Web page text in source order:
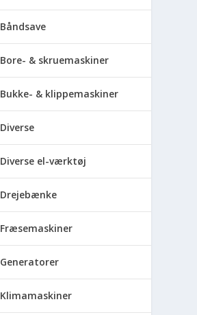
Båndsave
Bore- & skruemaskiner
Bukke- & klippemaskiner
Diverse
Diverse el-værktøj
Drejebænke
Fræsemaskiner
Generatorer
Klimamaskiner